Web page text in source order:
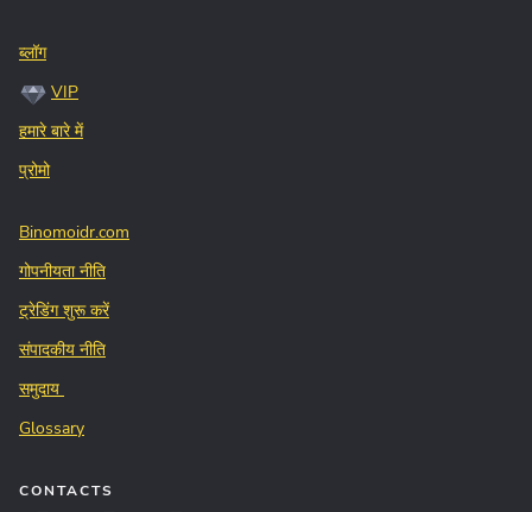
ब्लॉग
VIP
हमारे बारे में
प्रोमो
Binomoidr.com
गोपनीयता नीति
ट्रेडिंग शुरू करें
संपादकीय नीति
समुदाय
Glossary
CONTACTS